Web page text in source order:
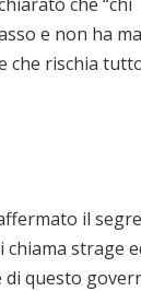
e non ha
che rischia
il
chiama strage
questo